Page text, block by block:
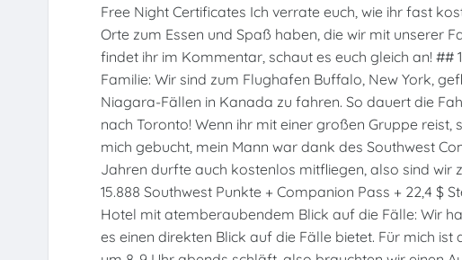
Free Night Certificates Ich verrate euch, wie ihr fast
Orte zum Essen und Spaß haben, die wir mit unserer
findet ihr im Kommentar, schaut es euch gleich an! ##
Familie: Wir sind zum Flughafen Buffalo, New York,
Niagara-Fällen in Kanada zu fahren. So dauert die
nach Toronto! Wenn ihr mit einer großen Gruppe
mich gebucht, mein Mann war dank des Southwest
Jahren durfte auch kostenlos mitfliegen, also sind wir
15.888 Southwest Punkte + Companion Pass + 22,4 $
Hotel mit atemberaubendem Blick auf die Fälle: Wir
es einen direkten Blick auf die Fälle bietet. Für mich